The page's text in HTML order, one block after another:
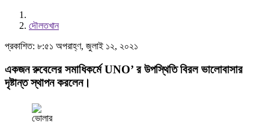
দৌলতখান
প্রকাশিত: ৮:৫১ অপরাহ্ণ, জুলাই ১২, ২০২১
একজন রুবেলের সমাধিকর্মে UNO’ র উপস্থিতি বিরল ভালোবাসার
দৃষ্টান্ত স্থাপন করলেন।